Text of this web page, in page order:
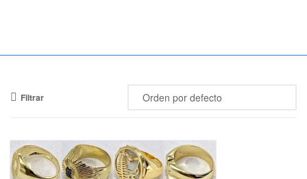
Filtrar